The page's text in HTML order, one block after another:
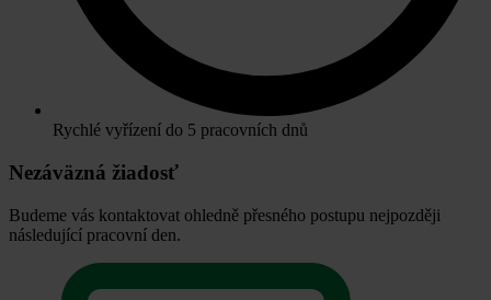
Rychlé vyřízení do 5 pracovních dnů
Nezáväzná žiadosť
Budeme vás kontaktovat ohledně přesného postupu nejpozději
následující pracovní den.